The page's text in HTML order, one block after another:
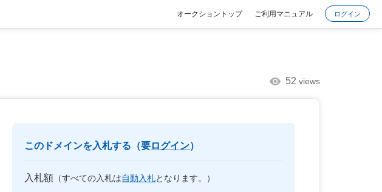
オークショントップ ご利用マニュアル ログイン
52 views
このドメインを入札する（要ログイン）
入札額 （すべての入札は自動入札となります。）